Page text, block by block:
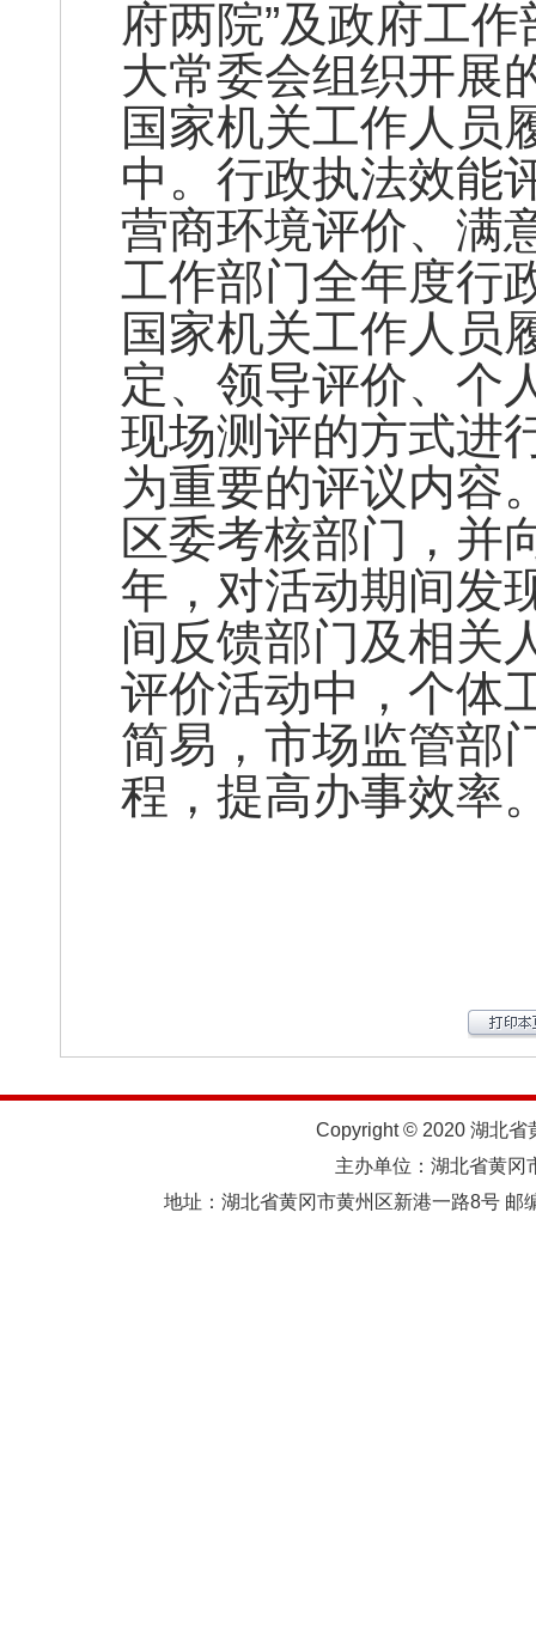
府两院”及政府工
大常委会组织开展
国家机关工作人员
中。行政执法效能
营商环境评价、满
工作部门全年度行
国家机关工作人员
定、领导评价、个
现场测评的方式进
为重要的评议内容
区委考核部门，并
年，对活动期间发
间反馈部门及相关
评价活动中，个体
简易，市场监管部
程，提高办事效率
Copyright © 2020 湖北省
主办单位：湖北省黄
地址：湖北省黄冈市黄州区新港一路8号